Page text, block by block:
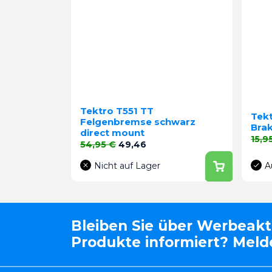
Tektro T551 TT
Felgenbremse schwarz
direct mount
Verkaufspreis
54,95 € Preis
49,46
Nicht auf Lager
Bleiben Sie über
Produkte informiert?